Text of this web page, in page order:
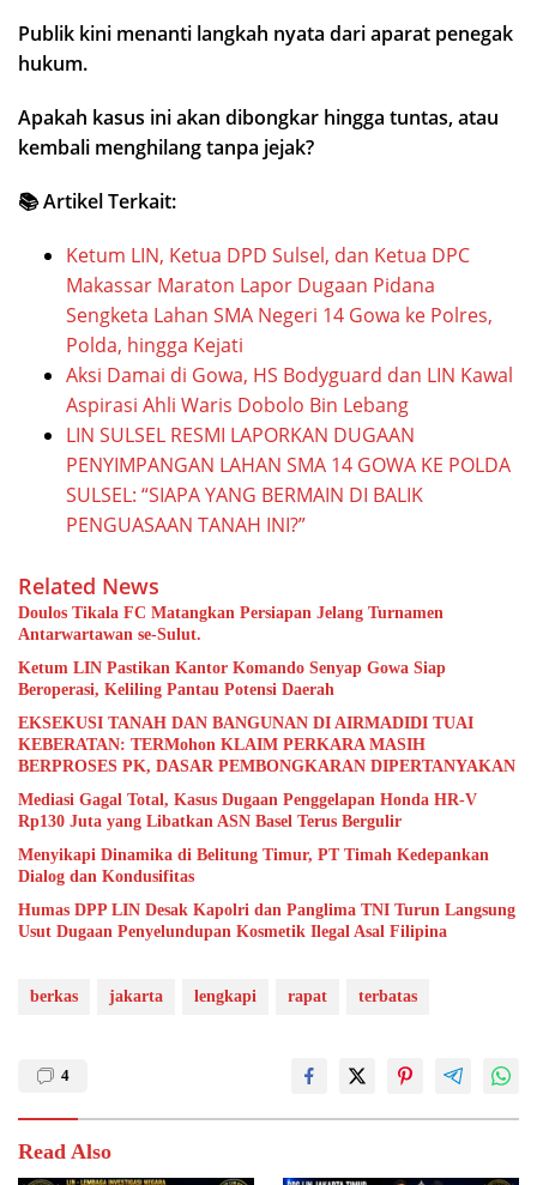
Publik kini menanti langkah nyata dari aparat penegak
hukum.
Apakah kasus ini akan dibongkar hingga tuntas, atau
kembali menghilang tanpa jejak?
📚 Artikel Terkait:
Ketum LIN, Ketua DPD Sulsel, dan Ketua DPC
Makassar Maraton Lapor Dugaan Pidana
Sengketa Lahan SMA Negeri 14 Gowa ke Polres,
Polda, hingga Kejati
Aksi Damai di Gowa, HS Bodyguard dan LIN Kawal
Aspirasi Ahli Waris Dobolo Bin Lebang
LIN SULSEL RESMI LAPORKAN DUGAAN
PENYIMPANGAN LAHAN SMA 14 GOWA KE POLDA
SULSEL: “SIAPA YANG BERMAIN DI BALIK
PENGUASAAN TANAH INI?”
Related News
Doulos Tikala FC Matangkan Persiapan Jelang Turnamen
Antarwartawan se-Sulut.
Ketum LIN Pastikan Kantor Komando Senyap Gowa Siap
Beroperasi, Keliling Pantau Potensi Daerah
EKSEKUSI TANAH DAN BANGUNAN DI AIRMADIDI TUAI
KEBERATAN: TERMohon KLAIM PERKARA MASIH
BERPROSES PK, DASAR PEMBONGKARAN DIPERTANYAKAN
Mediasi Gagal Total, Kasus Dugaan Penggelapan Honda HR-V
Rp130 Juta yang Libatkan ASN Basel Terus Bergulir
Menyikapi Dinamika di Belitung Timur, PT Timah Kedepankan
Dialog dan Kondusifitas
Humas DPP LIN Desak Kapolri dan Panglima TNI Turun Langsung
Usut Dugaan Penyelundupan Kosmetik Ilegal Asal Filipina
berkas jakarta lengkapi rapat terbatas
4
Read Also